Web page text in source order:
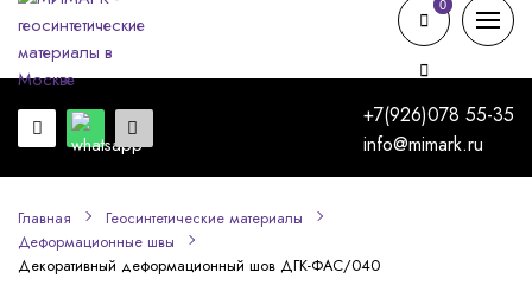
+7(926)078 55-35
info@mimark.ru
0
0
Главная
Геосинтетические материалы
Деформационные швы
Декоративный деформационный шов ДГК-ФАС/040